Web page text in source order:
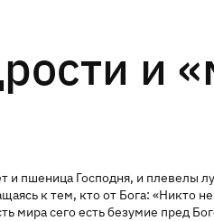
и
и пшеница Господня, и плевелы
к тем, кто от Бога: «Никто
мира сего есть безумие пред